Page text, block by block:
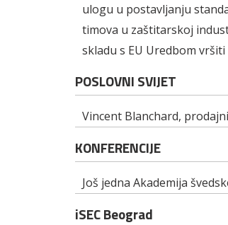
ulogu u postavljanju
timova u zaštitarskoj
skladu s EU Uredbom
POSLOVNI SVIJET
Vincent Blanchard,
KONFERENCIJE
Još jedna Akademija
iSEC Beograd